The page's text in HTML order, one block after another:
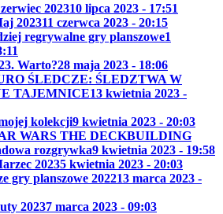
202310 lipca 2023 - 17:51
202311 czerwca 2023 - 20:15
regrywalne gry planszowe1
Warto?28 maja 2023 - 18:06
ŚLEDCZE: ŚLEDZTWA W
TAJEMNICE13 kwietnia 2023 -
kolekcji9 kwietnia 2023 - 20:03
WARS THE DECKBUILDING
rozgrywka9 kwietnia 2023 - 19:58
20235 kwietnia 2023 - 20:03
gry planszowe 202213 marca 2023 -
20237 marca 2023 - 09:03